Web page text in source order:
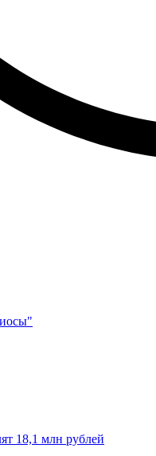
18,1 млн рублей